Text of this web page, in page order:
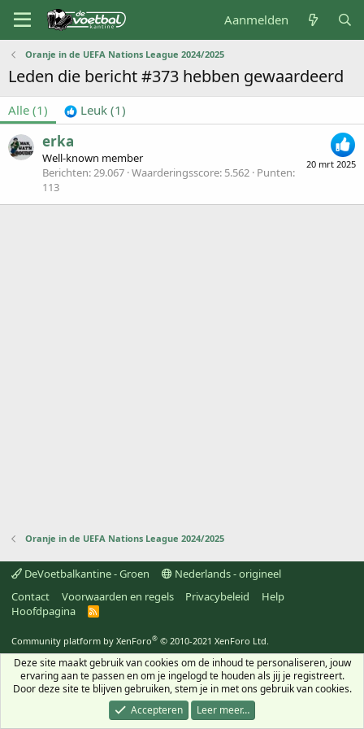
Aanmelden
Oranje in de UEFA Nations League 2024/2025
Leden die bericht #373 hebben gewaardeerd
Alle (1) Leuk (1)
20 mrt 2025
erka
Well-known member
Berichten 29.067 Waarderingsscore 5.562 Punten
113
Oranje in de UEFA Nations League 2024/2025
DeVoetbalkantine - Groen
Nederlands - origineel
Contact
Voorwaarden en regels Privacybeleid
Help
Hoofdpagina
R
Community platform by XenForo® © 2010-2021 XenForo Ltd.
Deze site maakt gebruik van cookies om de inhoud te personaliseren, jouw
ervaring aan te passen en om je ingelogd te houden als jij je registreert.
Door deze site te blijven gebruiken, stem je in met ons gebruik van cookies.
Accepteren
Leer meer…